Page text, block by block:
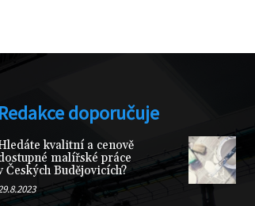
Redakce doporučuje
kvalitní a cenově
malířské práce
Českých Budějovicích?